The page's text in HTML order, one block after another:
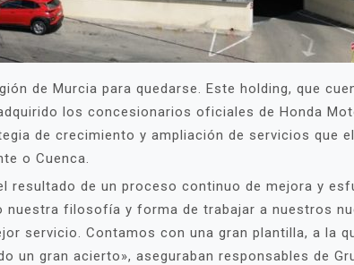
de Murcia para quedarse. Este holding, que
los concesionarios oficiales de Honda
de crecimiento y ampliación de servicios que
o Cuenca.
de un proceso continuo de mejora y
nuestra filosofía y forma de trabajar a nuestros
servicio. Contamos con una gran plantilla, a la
un gran acierto», aseguraban responsables de